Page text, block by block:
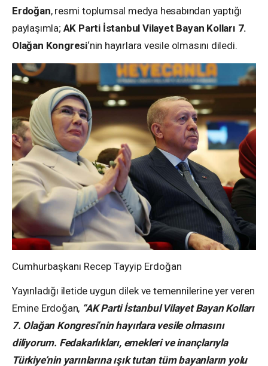
Erdoğan, resmi toplumsal medya hesabından yaptığı
paylaşımla; AK Parti İstanbul Vilayet Bayan Kolları 7.
Olağan Kongresi‘nin hayırlara vesile olmasını diledi.
Cumhurbaşkanı Recep Tayyip Erdoğan
Yayınladığı iletide uygun dilek ve temennilerine yer veren
Emine Erdoğan, “AK Parti İstanbul Vilayet Bayan Kolları
7. Olağan Kongresi’nin hayırlara vesile olmasını
diliyorum. Fedakarlıkları, emekleri ve inançlarıyla
Türkiye’nin yarınlarına ışık tutan tüm bayanların yolu